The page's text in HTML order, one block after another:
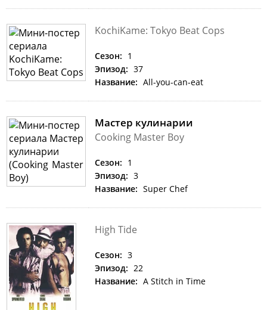
KochiKame: Tokyo Beat Cops
Сезон: 1
Эпизод: 37
Название: All-you-can-eat
Мастер кулинарии
Cooking Master Boy
Сезон: 1
Эпизод: 3
Название: Super Chef
High Tide
Сезон: 3
Эпизод: 22
Название: A Stitch in Time